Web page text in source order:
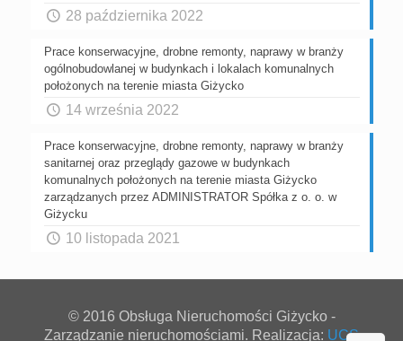
28 października 2022
Prace konserwacyjne, drobne remonty, naprawy w branży
ogólnobudowlanej w budynkach i lokalach komunalnych
położonych na terenie miasta Giżycko
14 września 2022
Prace konserwacyjne, drobne remonty, naprawy w branży
sanitarnej oraz przeglądy gazowe w budynkach
komunalnych położonych na terenie miasta Giżycko
zarządzanych przez ADMINISTRATOR Spółka z o. o. w
Giżycku
10 listopada 2021
© 2016 Obsługa Nieruchomości Giżycko -
Zarządzanie nieruchomościami. Realizacja: UCS